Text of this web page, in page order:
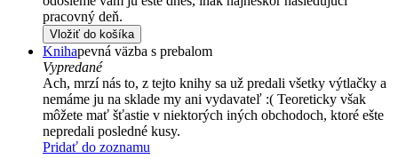
pracovný deň.
Vložiť do košíka
Knihapevná väzba s prebalom
Vypredané
Ach, mrzí nás to, z tejto knihy sa už predali všetky výtlačky a
nemáme ju na sklade my ani vydavateľ :( Teoreticky však
môžete mať šťastie v niektorých iných obchodoch, ktoré ešte
nepredali posledné kusy.
Pridať do zoznamu